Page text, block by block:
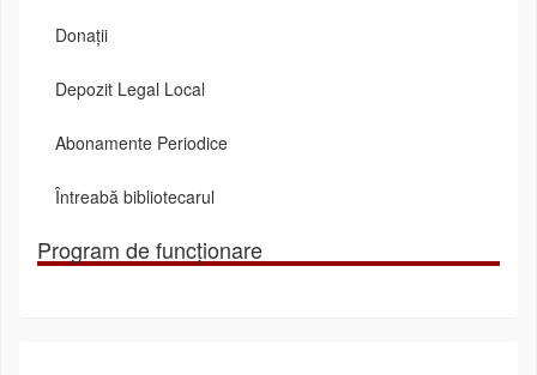
Donații
Depozit Legal Local
Abonamente Periodice
Întreabă bibliotecarul
Program de funcționare